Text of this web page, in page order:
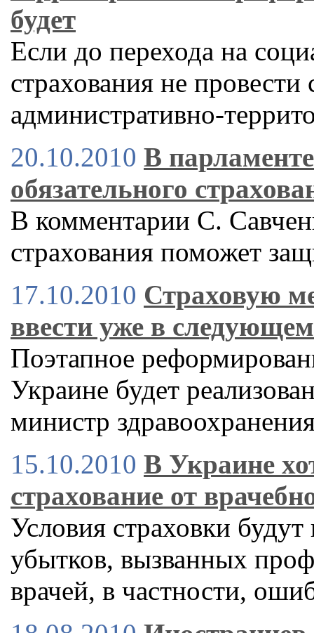
будет
Если до перехода на
страхования не
административно-
20.10.2010 В
обязательного
В комментарии С.
страхования поможет
17.10.2010 Страховую
ввести уже в
Поэтапное
Украине будет
министр
15.10.2010 В Украине
страхование от
Условия страховки
убытков, вызванных
врачей, в частности,